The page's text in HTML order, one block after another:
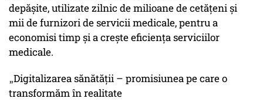
depășite, utilizate zilnic de milioane de cetățeni și
mii de furnizori de servicii medicale, pentru a
economisi timp și a crește eficiența serviciilor
medicale.
„Digitalizarea sănătății – promisiunea pe care o
transformăm în realitate